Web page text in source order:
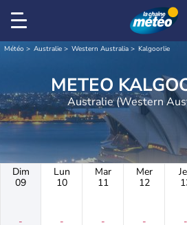
Météo Australie Western Australia Kalgoorlie
METEO
Australie (Western
Dim
09
-
Lun
10
-
Mar
11
-
Mer
12
- -